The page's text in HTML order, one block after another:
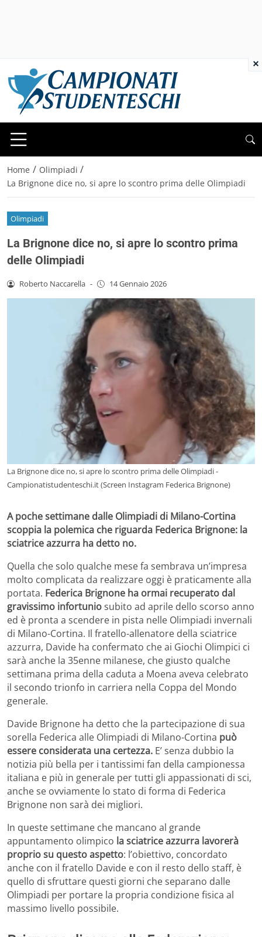
Home / Olimpiadi /
La Brignone dice no, si apre lo scontro prima delle Olimpiadi
Olimpiadi
La Brignone dice no, si apre lo scontro prima
delle Olimpiadi
Roberto Naccarella - 14 Gennaio 2026
La Brignone dice no, si apre lo scontro prima delle Olimpiadi -
Campionatistudenteschi.it (Screen Instagram Federica Brignone)
A poche settimane dalle Olimpiadi di Milano-Cortina
scoppia la polemica che riguarda Federica Brignone: la
sciatrice azzurra ha detto no.
Quella che solo qualche mese fa sembrava un’impresa
molto complicata da realizzare oggi è praticamente alla
portata. Federica Brignone ha ormai recuperato dal
gravissimo infortuniosubito ad aprile dello scorso anno
ed è pronta a scendere in pista nelle Olimpiadi invernali
di Milano-Cortina. Il fratello-allenatore della sciatrice
azzurra, Davide ha confermato che ai Giochi Olimpici ci
sarà anche la 35enne milanese, che giusto qualche
settimana prima della caduta a Moena aveva celebrato
il secondo trionfo in carriera nella Coppa del Mondo
generale.
Davide Brignone ha detto che la partecipazione di sua
sorella Federica alle Olimpiadi di Milano-Cortina può
essere considerata una certezza. E’ senza dubbio la
notizia più bella per i tantissimi fan della campionessa
italiana e più in generale per tutti gli appassionati di sci,
anche se ovviamente lo stato di forma di Federica
Brignone non sarà dei migliori.
In queste settimane che mancano al grande
appuntamento olimpico la sciatrice azzurra lavorerà
proprio su questo aspetto: l’obiettivo, concordato
anche con il fratello Davide e con il resto dello staff, è
quello di sfruttare questi giorni che separano dalle
Olimpiadi per portare la propria condizione fisica al
massimo livello possibile.
×